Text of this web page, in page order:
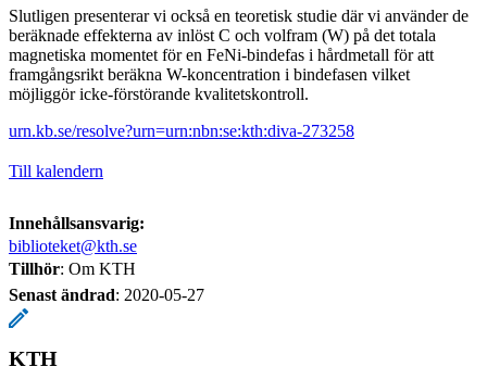
Slutligen presenterar vi också en teoretisk studie där vi använder de
beräknade effekterna av inlöst C och volfram (W) på det totala
magnetiska momentet för en FeNi-bindefas i hårdmetall för att
framgångsrikt beräkna W-koncentration i bindefasen vilket
möjliggör icke-förstörande kvalitetskontroll.
urn.kb.se/resolve?urn=urn:nbn:se:kth:diva-273258
Till kalendern
Innehållsansvarig:
biblioteket@kth.se
Tillhör: Om KTH
Senast ändrad: 2020-05-27
KTH